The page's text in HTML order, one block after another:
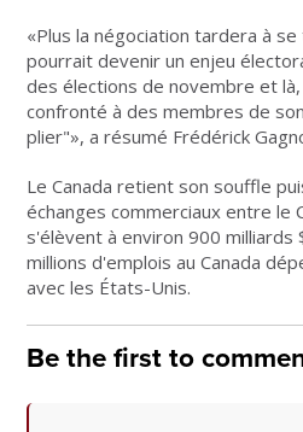
«Plus la négociation tardera à
pourrait devenir un enjeu
des élections de novembre et
confronté à des membres de
plier"», a résumé Frédérick
Le Canada retient son souffle
échanges commerciaux entre le
s'élèvent à environ 900 milliards
millions d'emplois au Canada
avec les États-Unis.
Be the first to